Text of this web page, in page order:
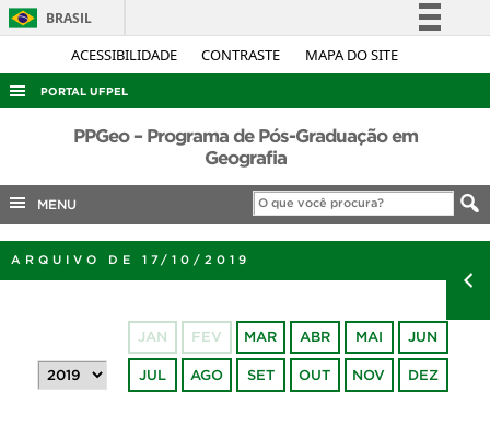
ACESSIBILIDADE CONTRASTE MAPA DO SITE
BRASIL
Simplifique!
Acesso à informação
Legislação
Canais
PORTAL UFPEL
ACESSO À INFORMAÇÃO
COBALTO
CONCURSOS
PORTARIAS
PPGeo – Programa de Pós-Graduação em
Geografia
MENU
ARQUIVO DE 17/10/2019
JAN FEV MAR ABR MAI JUN
JUL AGO SET OUT NOV DEZ